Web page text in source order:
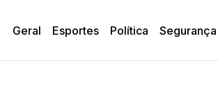
Geral Esportes Política Segurança